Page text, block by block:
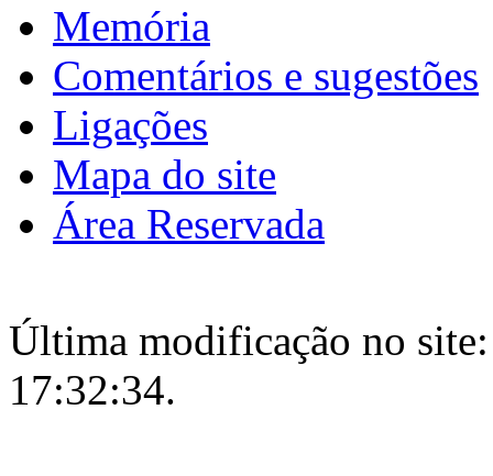
Memória
Comentários e sugestões
Ligações
Mapa do site
Área Reservada
Última modificação no
17:32:34.